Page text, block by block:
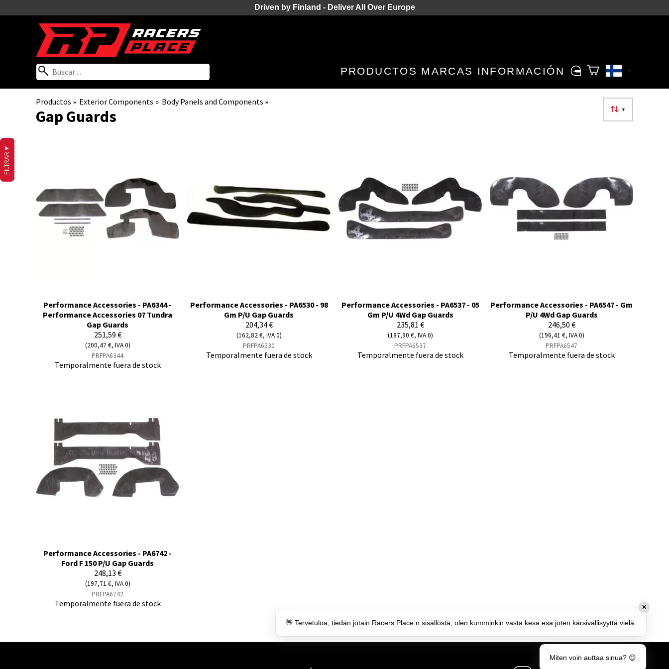
Driven by Finland - Deliver All Over Europe
PRODUCTOS MARCAS INFORMACIÓN
Productos ‪» Exterior Components ‪» Body Panels and Components ‪»
▼
Gap Guards
FILTRAR
▼
Performance Accessories - PA6344 -
Performance Accessories 07 Tundra
Gap Guards
251,59 €
(200,47 €, IVA 0)
PRFPA6344
Temporalmente fuera de stock
Performance Accessories - PA6530 - 98
Gm P/U Gap Guards
204,34 €
(162,82 €, IVA 0)
PRFPA6530
Temporalmente fuera de stock
Performance Accessories - PA6537 - 05
Gm P/U 4Wd Gap Guards
235,81 €
(187,90 €, IVA 0)
PRFPA6537
Temporalmente fuera de stock
Performance Accessories - PA6547 - Gm
P/U 4Wd Gap Guards
246,50 €
(196,41 €, IVA 0)
PRFPA6547
Temporalmente fuera de stock
Performance Accessories - PA6742 -
Ford F 150 P/U Gap Guards
248,13 €
(197,71 €, IVA 0)
PRFPA6742
Temporalmente fuera de stock ✕
👋 Tervetuloa, tiedän jotain Racers Place:n sisällöstä, olen kumminkin vasta kesä esa joten kärsivällisyyttä vielä.
Miten voin auttaa sinua? 😊